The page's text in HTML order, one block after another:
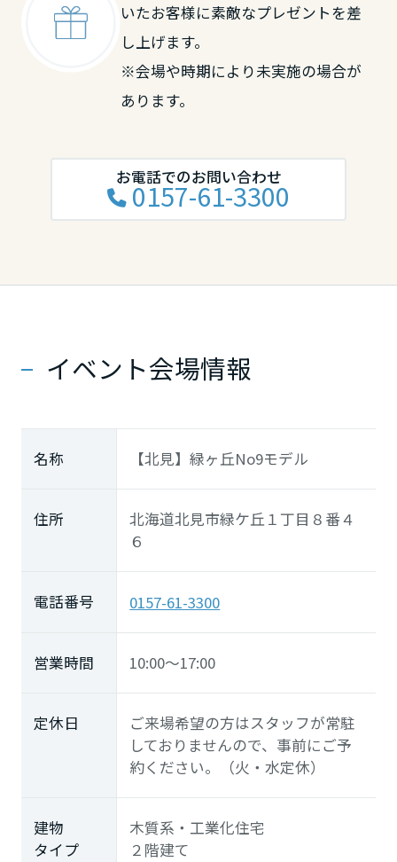
いたお客様に素敵なプレゼントを差
し上げます。
※会場や時期により未実施の場合が
あります。
お電話でのお問い合わせ
0157-61-3300
イベント会場情報
名称 【北見】緑ヶ丘No9モデル
住所
北海道北見市緑ケ丘１丁目８番４
６
電話番号 0157-61-3300
営業時間 10:00～17:00
定休日
ご来場希望の方はスタッフが常駐
しておりませんので、事前にご予
約ください。（火・水定休）
建物
タイプ
木質系・工業化住宅
２階建て
大分県
鹿児島県